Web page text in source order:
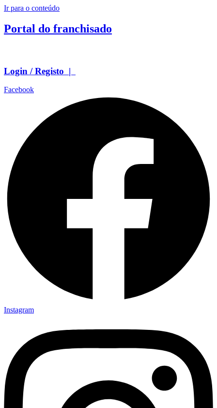
Ir para o conteúdo
Portal do franchisado
Login / Registo |
Facebook
Instagram